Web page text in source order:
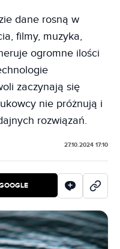
dane rosną w
filmy, muzyka,
ogromne ilości
zaczynają się
nie próżnują i
rozwiązań.
27.10.2024 17:10